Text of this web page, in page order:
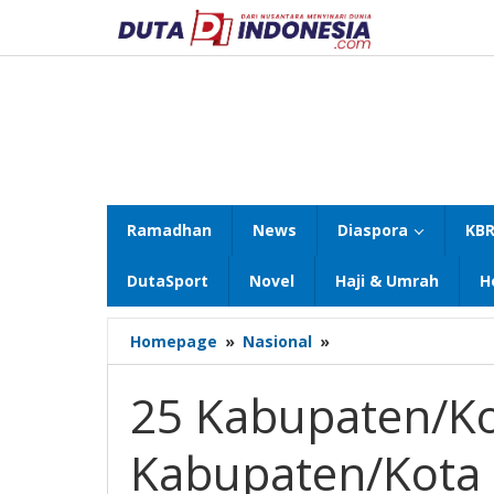
konten
Ramadhan News Diaspora
DutaSport Novel Haji & Umrah
Homepage » Nasional »
Kabupaten/Kota
1
dan
Kabupaten/Kota
25 Kabupaten/
Kabupaten/Kota